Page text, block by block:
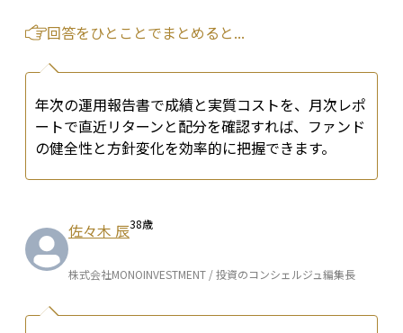
回答をひとことでまとめると...
年次の運用報告書で成績と実質コストを、月次レポ
ートで直近リターンと配分を確認すれば、ファンド
の健全性と方針変化を効率的に把握できます。
佐々木 辰38歳
株式会社MONOINVESTMENT / 投資のコンシェルジュ編集長